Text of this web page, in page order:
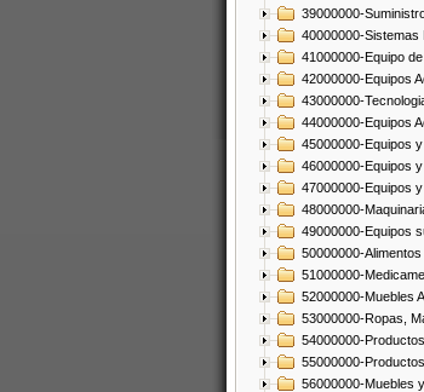
39000000-
40000000-Sistemas
41000000-Equipo
42000000-Equipos
43000000-
44000000-Equipos
45000000-Equipos
46000000-Equipos
47000000-Equipos
48000000-
49000000-Equipos
50000000-
51000000-
52000000-Muebles
53000000-Ropas,
54000000-
55000000-
56000000-Muebles